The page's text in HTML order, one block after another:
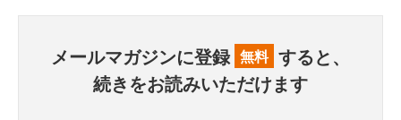
メールマガジンに登録 無料 すると、
続きをお読みいただけます